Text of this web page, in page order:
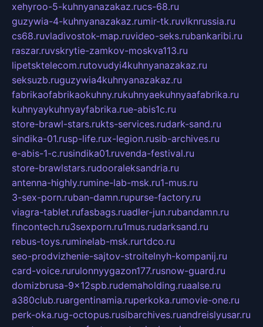
xehyroo-5-kuhnyanazakaz.rucs-68.ru
guzywia-4-kuhnyanazakaz.rumir-tk.ruvlknrussia.ru
cs68.ruvladivostok-map.ruvideo-seks.rubankaribi.ru
raszar.ruvskrytie-zamkov-moskva113.ru
lipetsktelecom.rutovudyi4kuhnyanazakaz.ru
seksuzb.ruguzywia4kuhnyanazakaz.ru
fabrikaofabrikaokuhny.rukuhnyaekuhnyaafabrika.ru
kuhnyaykuhnyayfabrika.rue-abis1c.ru
store-brawl-stars.rukts-services.rudark-sand.ru
sindika-01.rusp-life.rux-legion.rusib-archives.ru
e-abis-1-c.rusindika01.ruvenda-festival.ru
store-brawlstars.rudooraleksandria.ru
antenna-highly.rumine-lab-msk.ru1-mus.ru
3-sex-porn.ruban-damn.rupurse-factory.ru
viagra-tablet.rufasbags.ruadler-jun.rubandamn.ru
fincontech.ru3sexporn.ru1mus.rudarksand.ru
rebus-toys.ruminelab-msk.rurtdco.ru
seo-prodvizhenie-sajtov-stroitelnyh-kompanij.ru
card-voice.rurulonnyygazon177.rusnow-guard.ru
domizbrusa-9x12spb.rudemaholding.ruaalse.ru
a380club.ruargentinamia.ruperkoka.rumovie-one.ru
perk-oka.rug-octopus.rusibarchives.ruandreislyusar.ru